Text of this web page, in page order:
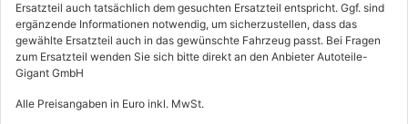
Ersatzteil auch tatsächlich dem gesuchten Ersatzteil entspricht. Ggf. sind
ergänzende Informationen notwendig, um sicherzustellen, dass das
gewählte Ersatzteil auch in das gewünschte Fahrzeug passt. Bei Fragen
zum Ersatzteil wenden Sie sich bitte direkt an den Anbieter Autoteile-
Gigant GmbH
Alle Preisangaben in Euro inkl. MwSt.